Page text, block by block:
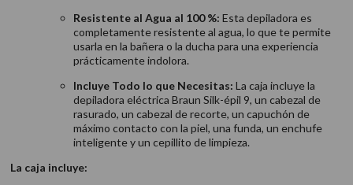
Resistente al Agua al 100 %: Esta depiladora es
completamente resistente al agua, lo que te permite
usarla en la bañera o la ducha para una experiencia
prácticamente indolora.
Incluye Todo lo que Necesitas: La caja incluye la
depiladora eléctrica Braun Silk-épil 9, un cabezal de
rasurado, un cabezal de recorte, un capuchón de
máximo contacto con la piel, una funda, un enchufe
inteligente y un cepillito de limpieza.
La caja incluye: